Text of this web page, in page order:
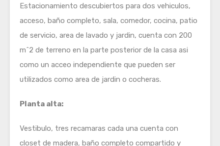
Estacionamiento descubiertos para dos vehiculos,
acceso, baño completo, sala, comedor, cocina, patio
de servicio, area de lavado y jardin, cuenta con 200
m^2 de terreno en la parte posterior de la casa asi
como un acceo independiente que pueden ser
utilizados como area de jardin o cocheras.
Planta alta:
Vestibulo, tres recamaras cada una cuenta con
closet de madera, baño completo compartido y